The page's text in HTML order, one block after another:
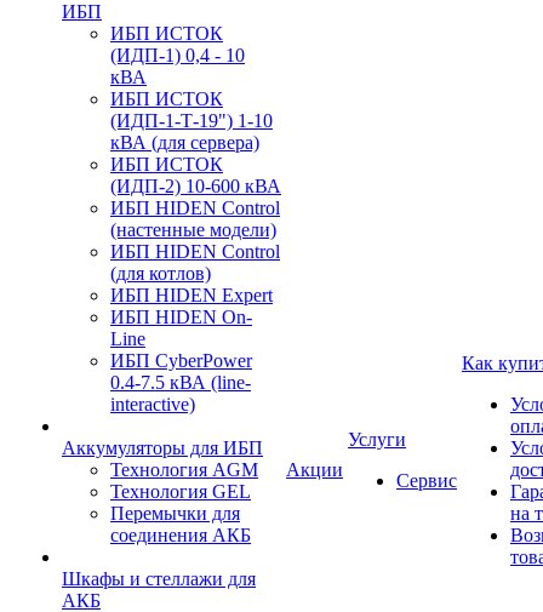
ИБП
ИБП ИСТОК
(ИДП-1) 0,4 - 10
кВА
ИБП ИСТОК
(ИДП-1-Т-19") 1-10
кВА (для сервера)
ИБП ИСТОК
(ИДП-2) 10-600 кВА
ИБП HIDEN Control
(настенные модели)
ИБП HIDEN Control
(для котлов)
ИБП HIDEN Expert
ИБП HIDEN On-
Line
ИБП CyberPower
0.4-7.5 кВА (line-
interactive)
Аккумуляторы для ИБП
Технология AGM
Технология GEL
Перемычки для
соединения АКБ
Шкафы и стеллажи для
АКБ
Акции
Услуги
Сервис
Как
на